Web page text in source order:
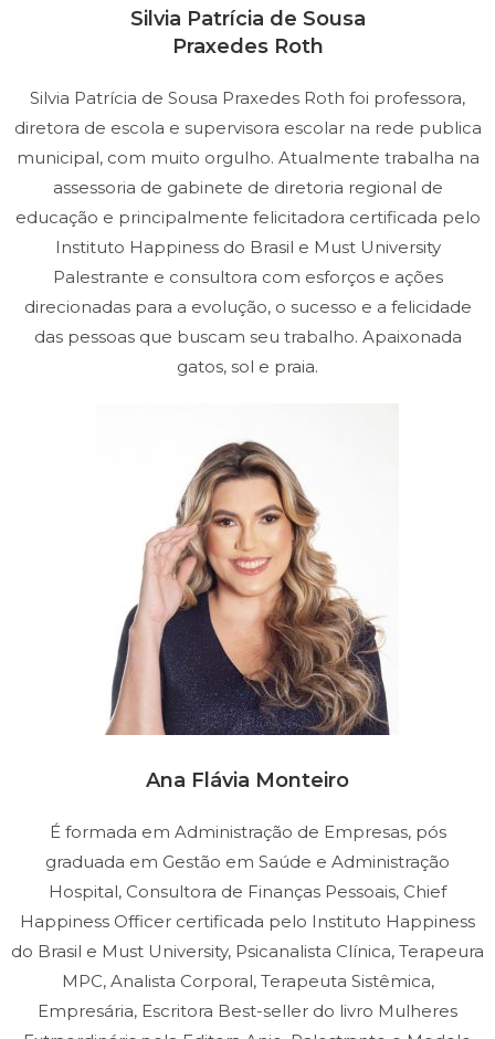
Silvia Patrícia de Sousa
Praxedes Roth
Silvia Patrícia de Sousa Praxedes Roth foi professora,
diretora de escola e supervisora escolar na rede publica
municipal, com muito orgulho. Atualmente trabalha na
assessoria de gabinete de diretoria regional de
educação e principalmente felicitadora certificada pelo
Instituto Happiness do Brasil e Must University
Palestrante e consultora com esforços e ações
direcionadas para a evolução, o sucesso e a felicidade
das pessoas que buscam seu trabalho. Apaixonada
gatos, sol e praia.
Ana Flávia Monteiro
É formada em Administração de Empresas, pós
graduada em Gestão em Saúde e Administração
Hospital, Consultora de Finanças Pessoais, Chief
Happiness Officer certificada pelo Instituto Happiness
do Brasil e Must University, Psicanalista Clínica, Terapeura
MPC, Analista Corporal, Terapeuta Sistêmica,
Empresária, Escritora Best-seller do livro Mulheres